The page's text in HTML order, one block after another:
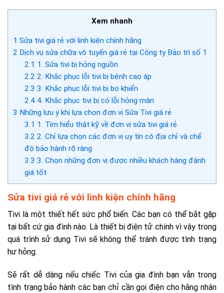
Xem nhanh
1 Sửa tivi giá rẻ với linh kiện chính hãng
2 Dịch vụ sửa chữa vô tuyến giá rẻ tại Công ty Bảo trì số 1
2.1 1. Sửa tivi bị hỏng nguồn
2.2 2. Khắc phục lỗi tivi bị bệnh cao áp
2.3 3. Khắc phục lỗi tivi bị bo khiển
2.44. Khắc phục tivi bị có lỗi hỏng màn
3 Những lưu ý khi lựa chọn đơn vị Sửa Tivi giá rẻ
3.1 1. Tìm hiểu thật kỹ về đơn vị sửa tivi giá rẻ
3.2 2. Chỉ lựa chọn các đơn vị uy tín có địa chỉ và chế
độ bảo hành rõ ràng
3.3 3. Chọn những đơn vị được nhiều khách hàng đánh
giá tốt
Sửa tivi giá rẻ với linh kiện chính hãng
Tivi là một thiết hết sức phổ biến. Các bạn có thể bắt gặp
tại bất cứ gia đình nào. Là thiết bị điện tử chính vì vậy trong
quá trình sử dụng Tivi sẽ không thể tránh được tình trạng
hư hỏng.
Sẽ rất dễ dàng nếu chiếc Tivi của gia đình bạn vẫn trong
tình trạng bảo hành các bạn chỉ cần gọi điện cho hãng nhân